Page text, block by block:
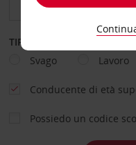
TIPOLOGIA DI NOLEGGIO
Svago
Lavoro
Conducente di età
Possiedo un codice